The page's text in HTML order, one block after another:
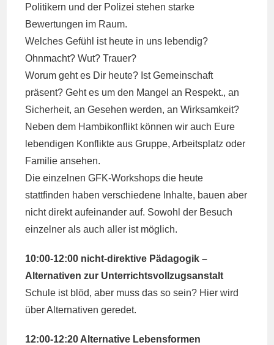
Politikern und der Polizei stehen starke
Bewertungen im Raum.
Welches Gefühl ist heute in uns lebendig?
Ohnmacht? Wut? Trauer?
Worum geht es Dir heute? Ist Gemeinschaft
präsent? Geht es um den Mangel an Respekt., an
Sicherheit, an Gesehen werden, an Wirksamkeit?
Neben dem Hambikonflikt können wir auch Eure
lebendigen Konflikte aus Gruppe, Arbeitsplatz oder
Familie ansehen.
Die einzelnen GFK-Workshops die heute
stattfinden haben verschiedene Inhalte, bauen aber
nicht direkt aufeinander auf. Sowohl der Besuch
einzelner als auch aller ist möglich.
10:00-12:00 nicht-direktive Pädagogik –
Alternativen zur Unterrichtsvollzugsanstalt
Schule ist blöd, aber muss das so sein? Hier wird
über Alternativen geredet.
12:00-12:20 Alternative Lebensformen